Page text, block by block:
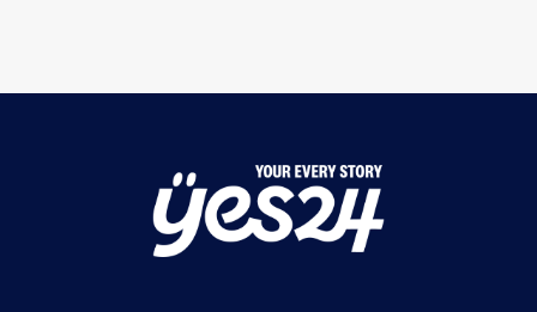
Y